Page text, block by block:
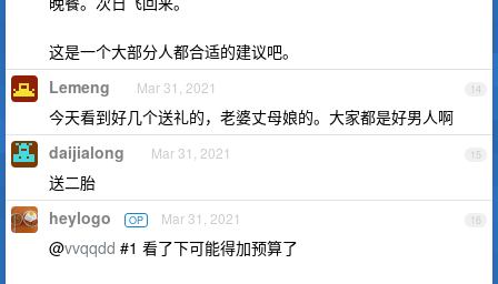
这是一个大部分人都合适的建议吧。
14
Lemeng Mar 31, 2021
今天看到好几个送礼的，老婆丈母娘的。大家都是好男人啊
15
daijialong Mar 31, 2021
送二胎
16
heylogo OP Mar 31, 2021
@vvqqdd #1 看了下可能得加预算了